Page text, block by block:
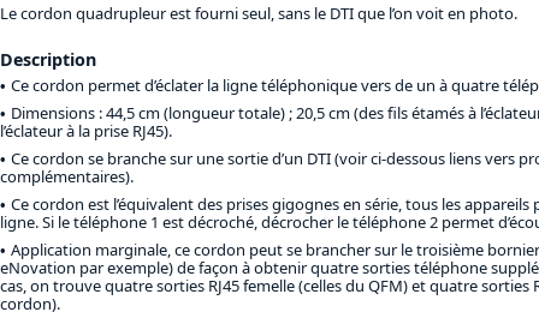
Le cordon quadrupleur est fourni seul, sans le DTI que l’on voit en photo.
Description
Ce cordon permet d’éclater la ligne téléphonique vers de un à quatre
Dimensions : 44,5 cm (longueur totale) ; 20,5 cm (des fils étamés à
l’éclateur à la prise RJ45).
Ce cordon se branche sur une sortie d’un DTI (voir ci-dessous liens vers
complémentaires).
Ce cordon est l’équivalent des prises gigognes en série, tous les
ligne. Si le téléphone 1 est décroché, décrocher le téléphone 2 permet
Application marginale, ce cordon peut se brancher sur le troisième
eNovation par exemple) de façon à obtenir quatre sorties téléphone
cas, on trouve quatre sorties RJ45 femelle (celles du QFM) et quatre sorties
cordon).